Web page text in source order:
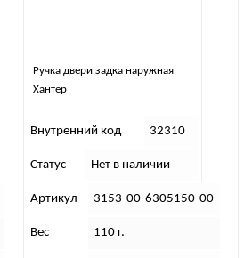
Ручка двери задка наружная
Хантер
Внутренний код 32310
Статус Нет в наличии
Артикул 3153-00-6305150-00
Вес 110 г.